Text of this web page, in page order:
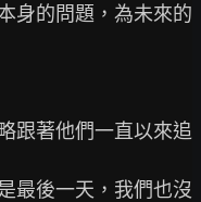
身的問題，為未來的
跟著他們一直以來追
最後一天，我們也沒